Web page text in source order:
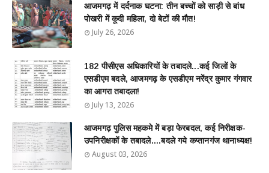
आजमगढ़ में दर्दनाक घटना: तीन बच्चों को साड़ी से बांध
पोखरी में कूदी महिला, दो बेटों की मौत!
July 26, 2026
182 पीसीएस अधिकारियों के तबादले...कई जिलों के
एसडीएम बदले, आजमगढ़ के एसडीएम नरेंद्र कुमार गंगवार
का आगरा तबादला!
July 13, 2026
आजमगढ़ पुलिस महकमे में बड़ा फेरबदल, कई निरीक्षक-
उपनिरीक्षकों के तबादले....बदले गये कप्तानगंज थानाध्यक्ष!
August 03, 2026